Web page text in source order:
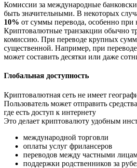
Комиссии за международные
быть значительными. В некоторых
10% от суммы перевода, особенно при
Криптовалютные транзакции обычно
комиссию. При переводе крупных
существенной. Например, при переводе
может составить десятки или даже
Глобальная доступность
Криптовалютная сеть не имеет
Пользователь может отправить
где есть доступ к интернету
Это делает криптовалюту удобным
международной торговли
оплаты услуг фрилансеров
переводов между частными
поддержки родственников за